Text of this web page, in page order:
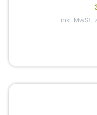
inkl. MwSt.